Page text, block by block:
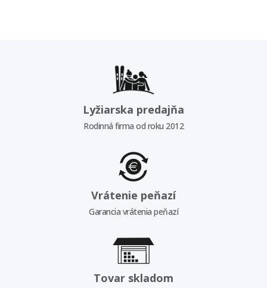
Lyžiarska predajňa
Rodinná firma od roku 2012
Vrátenie peňazí
Garancia vrátenia peňazí
Tovar skladom